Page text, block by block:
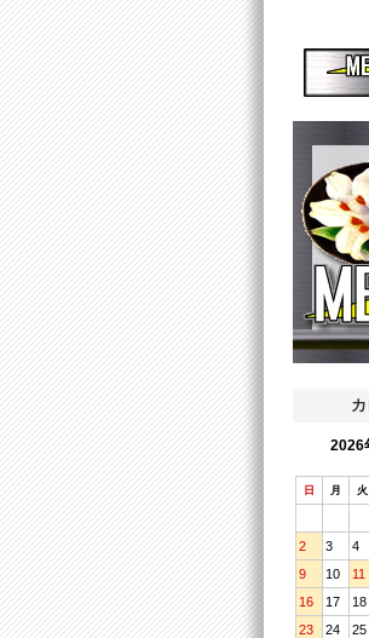
2026
日 月 火
2
3 4
9
10 11
16
17 18
23
24 25